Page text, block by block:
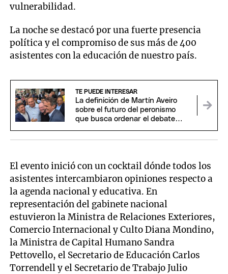
vulnerabilidad.
La noche se destacó por una fuerte presencia
política y el compromiso de sus más de 400
asistentes con la educación de nuestro país.
TE PUEDE INTERESAR
La definición de Martín Aveiro
sobre el futuro del peronismo
que busca ordenar el debate
El evento inició con un cocktail dónde todos los
asistentes intercambiaron opiniones respecto a
la agenda nacional y educativa. En
representación del gabinete nacional
estuvieron la Ministra de Relaciones Exteriores,
Comercio Internacional y Culto Diana Mondino,
la Ministra de Capital Humano Sandra
Pettovello, el Secretario de Educación Carlos
Torrendell y el Secretario de Trabajo Julio